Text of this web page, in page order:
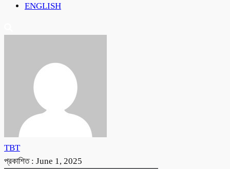
ENGLISH
TBT
প্রকাশিত : June 1, 2025